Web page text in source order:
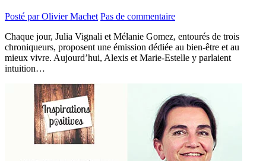
Posté par Olivier Machet Pas de commentaire
Chaque jour, Julia Vignali et Mélanie Gomez, entourés de trois
chroniqueurs, proposent une émission dédiée au bien-être et au
mieux vivre. Aujourd’hui, Alexis et Marie-Estelle y parlaient
intuition…